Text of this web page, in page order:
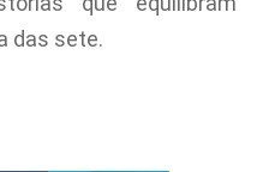
das sete.